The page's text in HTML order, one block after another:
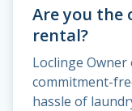
Are you the
rental?
Loclinge
commitment-
hassle of